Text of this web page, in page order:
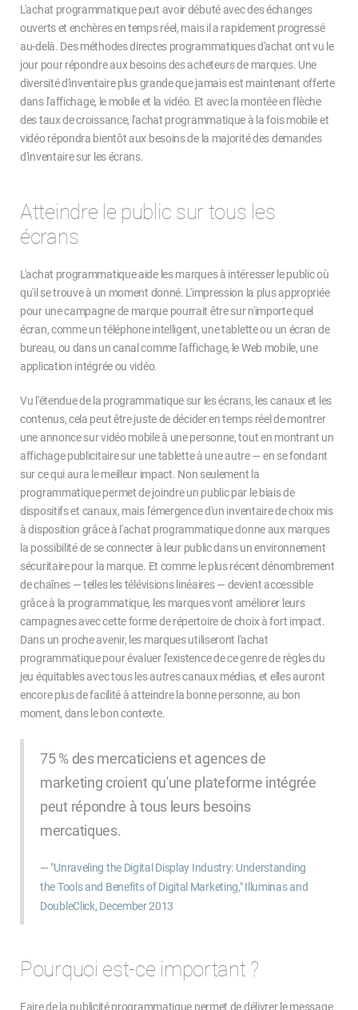
L'achat programmatique peut avoir débuté avec des échanges
ouverts et enchères en temps réel, mais il a rapidement progressé
au-delà. Des méthodes directes programmatiques d'achat ont vu le
jour pour répondre aux besoins des acheteurs de marques. Une
diversité d'inventaire plus grande que jamais est maintenant offerte
dans l'affichage, le mobile et la vidéo. Et avec la montée en flèche
des taux de croissance, l'achat programmatique à la fois mobile et
vidéo répondra bientôt aux besoins de la majorité des demandes
d'inventaire sur les écrans.
Atteindre le public sur tous les
écrans
L'achat programmatique aide les marques à intéresser le public où
qu'il se trouve à un moment donné. L'impression la plus appropriée
pour une campagne de marque pourrait être sur n'importe quel
écran, comme un téléphone intelligent, une tablette ou un écran de
bureau, ou dans un canal comme l'affichage, le Web mobile, une
application intégrée ou vidéo.
Vu l'étendue de la programmatique sur les écrans, les canaux et les
contenus, cela peut être juste de décider en temps réel de montrer
une annonce sur vidéo mobile à une personne, tout en montrant un
affichage publicitaire sur une tablette à une autre — en se fondant
sur ce qui aura le meilleur impact. Non seulement la
programmatique permet de joindre un public par le biais de
dispositifs et canaux, mais l'émergence d'un inventaire de choix mis
à disposition grâce à l'achat programmatique donne aux marques
la possibilité de se connecter à leur public dans un environnement
sécuritaire pour la marque. Et comme le plus récent dénombrement
de chaînes — telles les télévisions linéaires — devient accessible
grâce à la programmatique, les marques vont améliorer leurs
campagnes avec cette forme de répertoire de choix à fort impact.
Dans un proche avenir, les marques utiliseront l'achat
programmatique pour évaluer l'existence de ce genre de règles du
jeu équitables avec tous les autres canaux médias, et elles auront
encore plus de facilité à atteindre la bonne personne, au bon
moment, dans le bon contexte.
75 % des mercaticiens et agences de
marketing croient qu'une plateforme intégrée
peut répondre à tous leurs besoins
mercatiques.
"Unraveling the Digital Display Industry: Understanding
the Tools and Benefits of Digital Marketing," Illuminas and
DoubleClick, December 2013
Pourquoi est-ce important ?
Faire de la publicité programmatique permet de délivrer le message